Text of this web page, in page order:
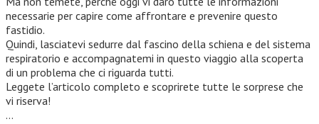
necessarie per capire come affrontare e prevenire questo
fastidio.
Quindi, lasciatevi sedurre dal fascino della schiena e del sistema
respiratorio e accompagnatemi in questo viaggio alla scoperta
di un problema che ci riguarda tutti.
Leggete l’articolo completo e scoprirete tutte le sorprese che
vi riserva!
…